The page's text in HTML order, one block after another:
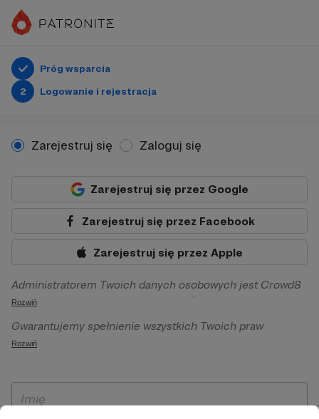
Próg wsparcia
2
Logowanie i rejestracja
Zarejestruj się Zaloguj się
Zarejestruj się przez Google
Zarejestruj się przez Facebook
Zarejestruj się przez Apple
Administratorem Twoich danych osobowych jest Crowd8
sp. z o.o. z siedziba w Warszawie, ul. Żwirki i Wigury 16, 02-
092 Warszawa. Twoje dane osobowe będą przetwarzane w
szczególności w celu wykonania umowy zawartej z Tobą, w
Patronite.pl, w tym możliwości dokonywania oraz
otrzymywania wsparcia na naszej platformie oraz
Rozwiń
Gwarantujemy spełnienie wszystkich Twoich praw
wynikających z ogólnego rozporządzenia o ochronie
ich przenoszenia, niepodlegania zautomatyzowanemu
Rozwiń